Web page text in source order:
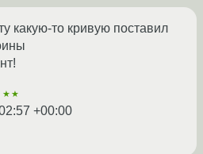
какую-то кривую поставил
+00:00